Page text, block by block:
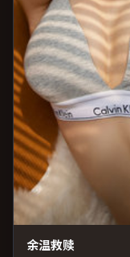
余温救赎